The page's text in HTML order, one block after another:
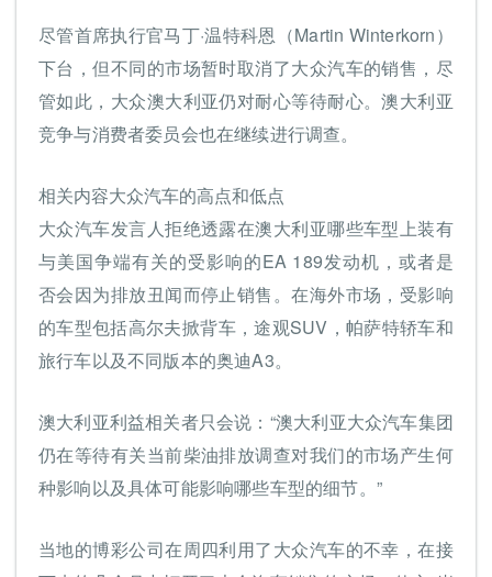
尽管首席执行官马丁·温特科恩（Martin Winterkorn）
下台，但不同的市场暂时取消了大众汽车的销售，尽
管如此，大众澳大利亚仍对耐心等待耐心。澳大利亚
竞争与消费者委员会也在继续进行调查。
相关内容大众汽车的高点和低点
大众汽车发言人拒绝透露在澳大利亚哪些车型上装有
与美国争端有关的受影响的EA 189发动机，或者是
否会因为排放丑闻而停止销售。在海外市场，受影响
的车型包括高尔夫掀背车，途观SUV，帕萨特轿车和
旅行车以及不同版本的奥迪A3。
澳大利亚利益相关者只会说：“澳大利亚大众汽车集团
仍在等待有关当前柴油排放调查对我们的市场产生何
种影响以及具体可能影响哪些车型的细节。”
当地的博彩公司在周四利用了大众汽车的不幸，在接